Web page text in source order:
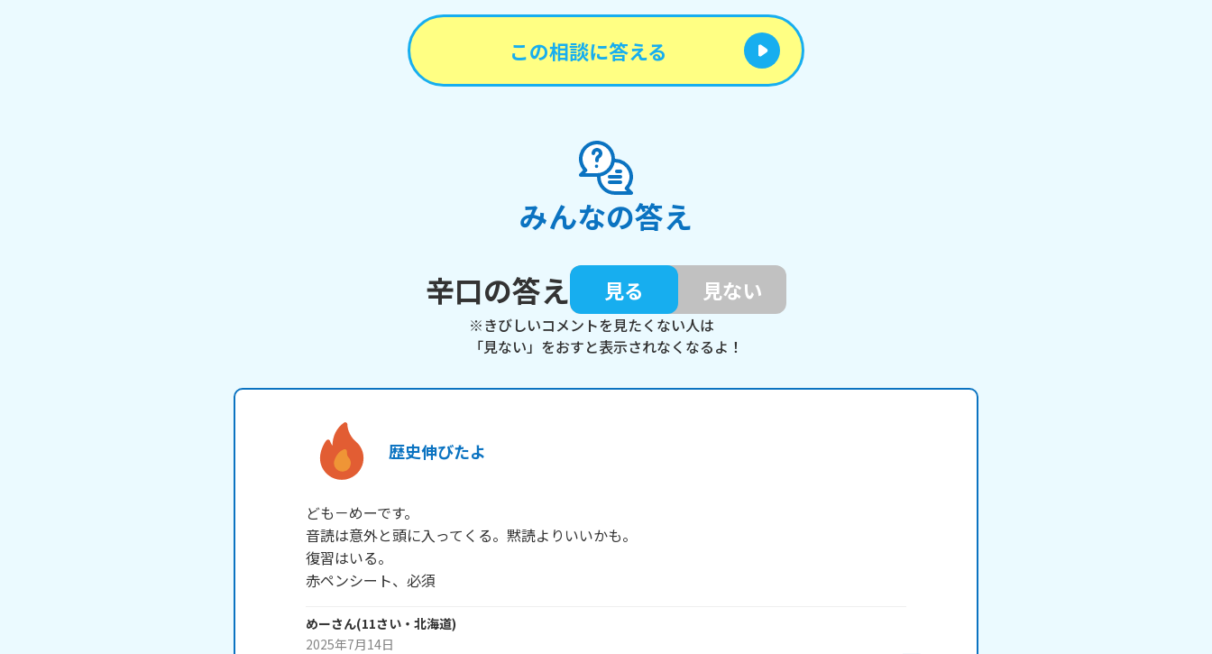
この相談に答える
みんなの答え
辛口の答え
見る 見ない
※きびしいコメントを見たくない人は
「見ない」をおすと表示されなくなるよ！
歴史伸びたよ
ども－めーです。
音読は意外と頭に入ってくる。黙読よりいいかも。
復習はいる。
赤ペンシート、必須
めーさん(11さい・ 北海道)
2025年7月14日